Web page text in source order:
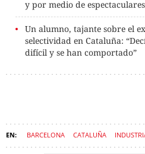
y por medio de
Un alumno, tajante sobre el
selectividad en Cataluña:
difícil y se han comportado”
BARCELONA CATALUÑA